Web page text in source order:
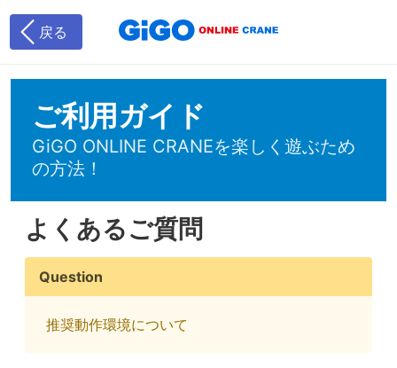
戻る
ご利用ガイド
GiGO ONLINE CRANEを楽しく遊ぶため
の方法！
よくあるご質問
Question
推奨動作環境について